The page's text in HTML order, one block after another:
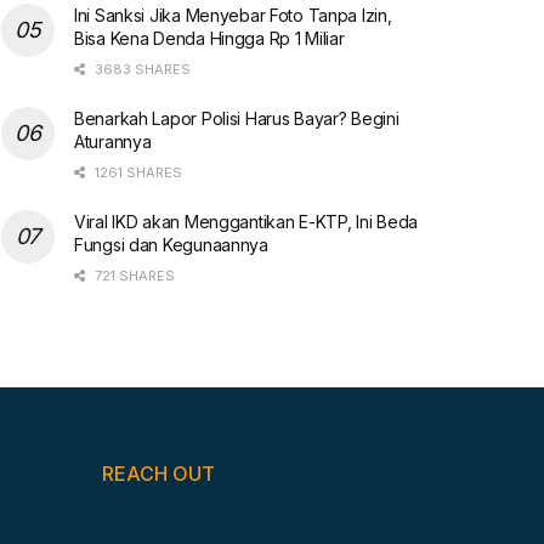
Ini Sanksi Jika Menyebar Foto Tanpa Izin,
Bisa Kena Denda Hingga Rp 1 Miliar
3683 SHARES
Benarkah Lapor Polisi Harus Bayar? Begini
Aturannya
1261 SHARES
Viral IKD akan Menggantikan E-KTP, Ini Beda
Fungsi dan Kegunaannya
721 SHARES
REACH OUT